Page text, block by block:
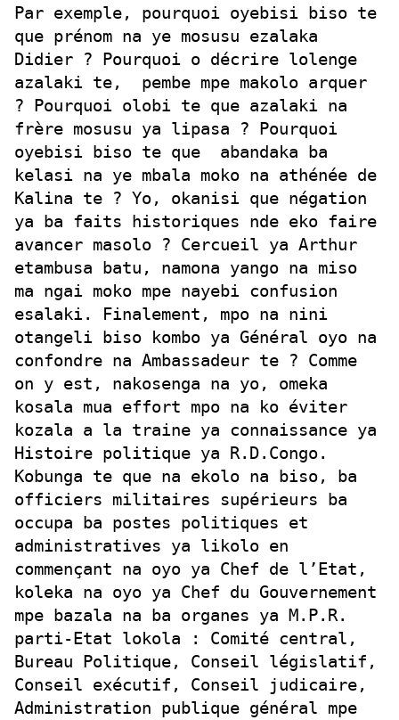
Par exemple, pourquoi oyebisi biso te
que prénom na ye mosusu ezalaka
Didier ? Pourquoi o décrire lolenge
azalaki te, pembe mpe makolo arquer
? Pourquoi olobi te que azalaki na
frère mosusu ya lipasa ? Pourquoi
oyebisi biso te que abandaka ba
kelasi na ye mbala moko na athénée de
Kalina te ? Yo, okanisi que négation
ya ba faits historiques nde eko faire
avancer masolo ? Cercueil ya Arthur
etambusa batu, namona yango na miso
ma ngai moko mpe nayebi confusion
esalaki. Finalement, mpo na nini
otangeli biso kombo ya Général oyo na
confondre na Ambassadeur te ? Comme
on y est, nakosenga na yo, omeka
kosala mua effort mpo na ko éviter
kozala a la traine ya connaissance ya
Histoire politique ya R.D.Congo.
Kobunga te que na ekolo na biso, ba
officiers militaires supérieurs ba
occupa ba postes politiques et
administratives ya likolo en
commençant na oyo ya Chef de l’Etat,
koleka na oyo ya Chef du Gouvernement
mpe bazala na ba organes ya M.P.R.
parti-Etat lokola : Comité central,
Bureau Politique, Conseil législatif,
Conseil exécutif, Conseil judicaire,
Administration publique général mpe